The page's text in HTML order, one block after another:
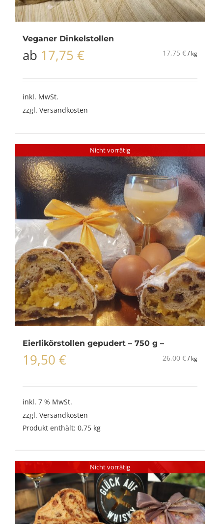
Veganer Dinkelstollen
ab 17,75 € 17,75 €/ kg
inkl. MwSt.
zzgl. Versandkosten
Nicht vorrätig
Eierlikörstollen gepudert – 750 g –
19,50 € 26,00 €/ kg
inkl. 7 % MwSt.
zzgl. Versandkosten
Produkt enthält: 0,75 kg
Nicht vorrätig